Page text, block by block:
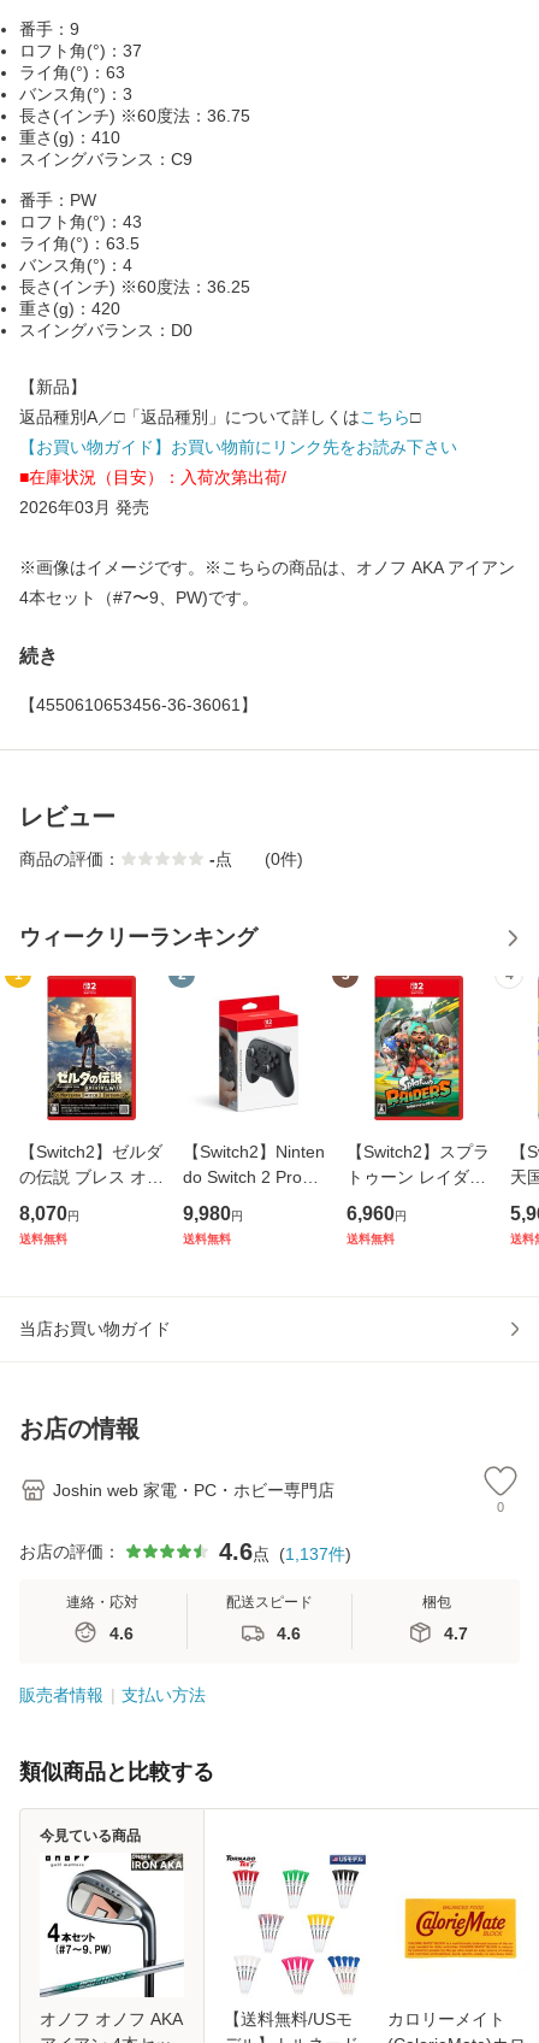
番手：9
ロフト角(°)：37
ライ角(°)：63
バンス角(°)：3
長さ(インチ) ※60度法：36.75
重さ(g)：410
スイングバランス：C9
番手：PW
ロフト角(°)：43
ライ角(°)：63.5
バンス角(°)：4
長さ(インチ) ※60度法：36.25
重さ(g)：420
スイングバランス：D0
【新品】
返品種別A／□「返品種別」について詳しくはこちら□
【お買い物ガイド】お買い物前にリンク先をお読み下さい
■在庫状況（目安）：入荷次第出荷/
2026年03月 発売
※画像はイメージです。※こちらの商品は、オノフ AKA アイアン
4本セット（#7〜9、PW)です。
続き
【4550610653456-36-36061】
レビュー
商品の評価： -点 (0件)
ウィークリーランキング
1
【Switch2】ゼルダ
の伝説 ブレス オブ
ザ ワイルド Ninten
do Switch 2 Edition
8,070円
送料無料
2
【Switch2】Ninten
do Switch 2 Proコ
ントローラー 返品
種別B
9,980円
送料無料
3
【Switch2】スプラ
トゥーン レイダー
ス 返品種別B
6,960円
送料無料
4
【
天
ー
送料
当店お買い物ガイド
お店の情報
Joshin web 家電・PC・ホビー専門店
0
お店の評価： 4.6点 (1,137件)
連絡・応対
4.6
配送スピード
4.6
梱包
4.7
販売者情報 支払い方法
類似商品と比較する
オノフ オノフ AKA
今見ている商品
【送料無料/USモ
カロリーメイト